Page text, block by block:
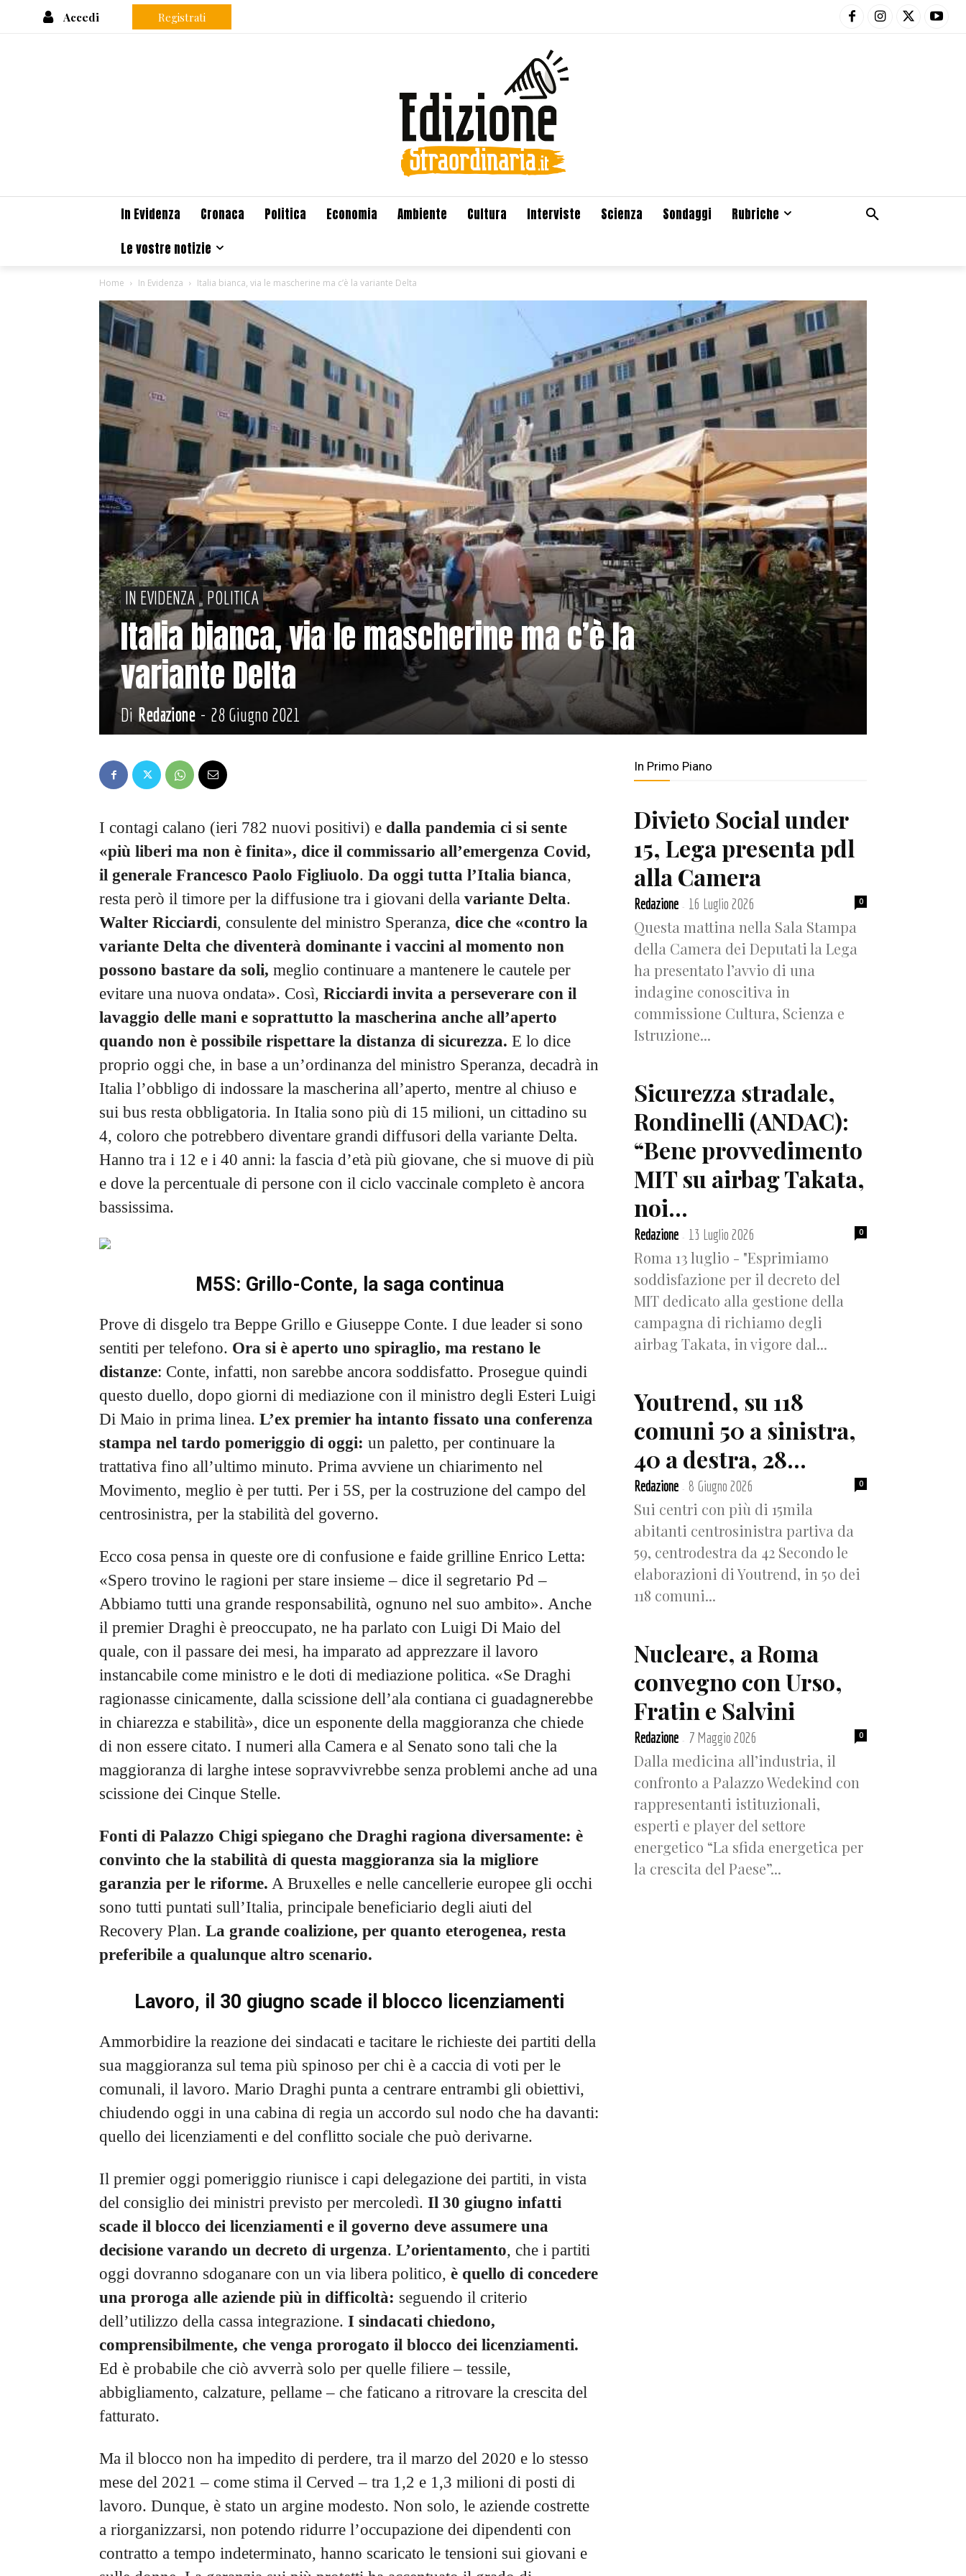
Accedi Registrati
In Evidenza Cronaca Politica Economia Ambiente Cultura Interviste Scienza Sondaggi
Rubriche
Le vostre notizie
Home In Evidenza Italia bianca, via le mascherine ma c’è la variante Delta
IN EVIDENZA POLITICA
Italia bianca, via le mascherine ma c’è la
variante Delta
Di Redazione - 28 Giugno 2021
I contagi calano (ieri 782 nuovi positivi) e dalla pandemia ci si sente
«più liberi ma non è finita», dice il commissario all’emergenza Covid,
il generale Francesco Paolo Figliuolo. Da oggi tutta l’Italia bianca,
resta però il timore per la diffusione tra i giovani della variante Delta.
Walter Ricciardi, consulente del ministro Speranza, dice che «contro la
variante Delta che diventerà dominante i vaccini al momento non
possono bastare da soli, meglio continuare a mantenere le cautele per
evitare una nuova ondata». Così, Ricciardi invita a perseverare con il
lavaggio delle mani e soprattutto la mascherina anche all’aperto
quando non è possibile rispettare la distanza di sicurezza. E lo dice
proprio oggi che, in base a un’ordinanza del ministro Speranza, decadrà in
Italia l’obbligo di indossare la mascherina all’aperto, mentre al chiuso e
sui bus resta obbligatoria. In Italia sono più di 15 milioni, un cittadino su
4, coloro che potrebbero diventare grandi diffusori della variante Delta.
Hanno tra i 12 e i 40 anni: la fascia d’età più giovane, che si muove di più
e dove la percentuale di persone con il ciclo vaccinale completo è ancora
bassissima.
M5S: Grillo-Conte, la saga continua
Prove di disgelo tra Beppe Grillo e Giuseppe Conte. I due leader si sono
sentiti per telefono. Ora si è aperto uno spiraglio, ma restano le
distanze: Conte, infatti, non sarebbe ancora soddisfatto. Prosegue quindi
questo duello, dopo giorni di mediazione con il ministro degli Esteri Luigi
Di Maio in prima linea. L’ex premier ha intanto fissato una conferenza
stampa nel tardo pomeriggio di oggi: un paletto, per continuare la
trattativa fino all’ultimo minuto. Prima avviene un chiarimento nel
Movimento, meglio è per tutti. Per i 5S, per la costruzione del campo del
centrosinistra, per la stabilità del governo.
Ecco cosa pensa in queste ore di confusione e faide grilline Enrico Letta:
«Spero trovino le ragioni per stare insieme – dice il segretario Pd –
Abbiamo tutti una grande responsabilità, ognuno nel suo ambito». Anche
il premier Draghi è preoccupato, ne ha parlato con Luigi Di Maio del
quale, con il passare dei mesi, ha imparato ad apprezzare il lavoro
instancabile come ministro e le doti di mediazione politica. «Se Draghi
ragionasse cinicamente, dalla scissione dell’ala contiana ci guadagnerebbe
in chiarezza e stabilità», dice un esponente della maggioranza che chiede
di non essere citato. I numeri alla Camera e al Senato sono tali che la
maggioranza di larghe intese sopravvivrebbe senza problemi anche ad una
scissione dei Cinque Stelle.
Fonti di Palazzo Chigi spiegano che Draghi ragiona diversamente: è
convinto che la stabilità di questa maggioranza sia la migliore
garanzia per le riforme. A Bruxelles e nelle cancellerie europee gli occhi
sono tutti puntati sull’Italia, principale beneficiario degli aiuti del
Recovery Plan. La grande coalizione, per quanto eterogenea, resta
preferibile a qualunque altro scenario.
Lavoro, il 30 giugno scade il blocco licenziamenti
Ammorbidire la reazione dei sindacati e tacitare le richieste dei partiti della
sua maggioranza sul tema più spinoso per chi è a caccia di voti per le
comunali, il lavoro. Mario Draghi punta a centrare entrambi gli obiettivi,
chiudendo oggi in una cabina di regia un accordo sul nodo che ha davanti:
quello dei licenziamenti e del conflitto sociale che può derivarne.
Il premier oggi pomeriggio riunisce i capi delegazione dei partiti, in vista
del consiglio dei ministri previsto per mercoledì. Il 30 giugno infatti
scade il blocco dei licenziamenti e il governo deve assumere una
decisione varando un decreto di urgenza. L’orientamento, che i partiti
oggi dovranno sdoganare con un via libera politico, è quello di concedere
una proroga alle aziende più in difficoltà: seguendo il criterio
dell’utilizzo della cassa integrazione. I sindacati chiedono,
comprensibilmente, che venga prorogato il blocco dei licenziamenti.
Ed è probabile che ciò avverrà solo per quelle filiere – tessile,
abbigliamento, calzature, pellame – che faticano a ritrovare la crescita del
fatturato.
Ma il blocco non ha impedito di perdere, tra il marzo del 2020 e lo stesso
mese del 2021 – come stima il Cerved – tra 1,2 e 1,3 milioni di posti di
lavoro. Dunque, è stato un argine modesto. Non solo, le aziende costrette
a riorganizzarsi, non potendo ridurre l’occupazione dei dipendenti con
contratto a tempo indeterminato, hanno scaricato le tensioni sui giovani e
In Primo Piano
Divieto Social under
15, Lega presenta pdl
alla Camera
Redazione - 16 Luglio 2026 0
Questa mattina nella Sala Stampa
della Camera dei Deputati la Lega
ha presentato l’avvio di una
indagine conoscitiva in
commissione Cultura, Scienza e
Istruzione...
Sicurezza stradale,
Rondinelli (ANDAC):
“Bene provvedimento
MIT su airbag Takata,
noi...
Redazione - 13 Luglio 2026 0
Roma 13 luglio - "Esprimiamo
soddisfazione per il decreto del
MIT dedicato alla gestione della
campagna di richiamo degli
airbag Takata, in vigore dal...
Youtrend, su 118
comuni 50 a sinistra,
40 a destra, 28...
Redazione - 8 Giugno 2026 0
Sui centri con più di 15mila
abitanti centrosinistra partiva da
59, centrodestra da 42 Secondo le
elaborazioni di Youtrend, in 50 dei
118 comuni...
Nucleare, a Roma
convegno con Urso,
Fratin e Salvini
Redazione - 7 Maggio 2026 0
Dalla medicina all’industria, il
confronto a Palazzo Wedekind con
rappresentanti istituzionali,
esperti e player del settore
energetico “La sfida energetica per
la crescita del Paese”...